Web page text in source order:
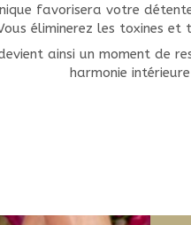
favorisera votre
éliminerez les toxines
ainsi un moment de
harmonie